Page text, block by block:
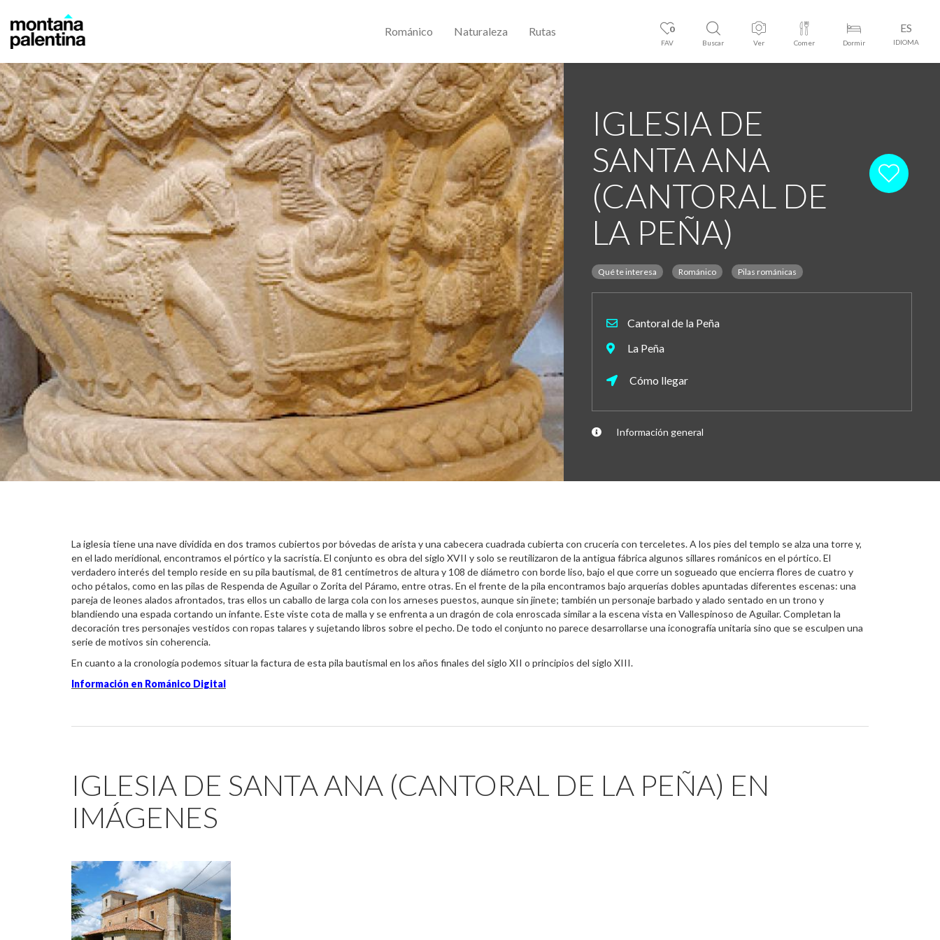
0
FAV Buscar Ver Comer Dormir
ES
IDIOMA
Románico Naturaleza Rutas
IGLESIA DE
SANTA ANA
(CANTORAL DE
LA PEÑA)
Qué te interesa Románico Pilas románicas
Cantoral de la Peña
La Peña
Cómo llegar
Información general
La iglesia tiene una nave dividida en dos tramos cubiertos por bóvedas de arista y una cabecera cuadrada cubierta con crucería con terceletes. A los pies del templo se alza una torre y,
en el lado meridional, encontramos el pórtico y la sacristía. El conjunto es obra del siglo XVII y solo se reutilizaron de la antigua fábrica algunos sillares románicos en el pórtico. El
verdadero interés del templo reside en su pila bautismal, de 81 centímetros de altura y 108 de diámetro con borde liso, bajo el que corre un sogueado que encierra flores de cuatro y
ocho pétalos, como en las pilas de Respenda de Aguilar o Zorita del Páramo, entre otras. En el frente de la pila encontramos bajo arquerías dobles apuntadas diferentes escenas: una
pareja de leones alados afrontados, tras ellos un caballo de larga cola con los arneses puestos, aunque sin jinete; también un personaje barbado y alado sentado en un trono y
blandiendo una espada cortando un infante. Este viste cota de malla y se enfrenta a un dragón de cola enroscada similar a la escena vista en Vallespinoso de Aguilar. Completan la
decoración tres personajes vestidos con ropas talares y sujetando libros sobre el pecho. De todo el conjunto no parece desarrollarse una iconografía unitaria sino que se esculpen una
serie de motivos sin coherencia.
En cuanto a la cronología podemos situar la factura de esta pila bautismal en los años finales del siglo XII o principios del siglo XIII.
Información en Románico Digital
IGLESIA DE SANTA ANA (CANTORAL DE LA PEÑA) EN
IMÁGENES